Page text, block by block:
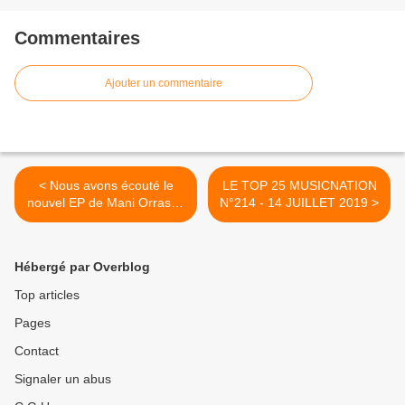
Commentaires
Ajouter un commentaire
< Nous avons écouté le
nouvel EP de Mani Orrason
!
LE TOP 25 MUSICNATION
N°214 - 14 JUILLET 2019 >
Hébergé par Overblog
Top articles
Pages
Contact
Signaler un abus